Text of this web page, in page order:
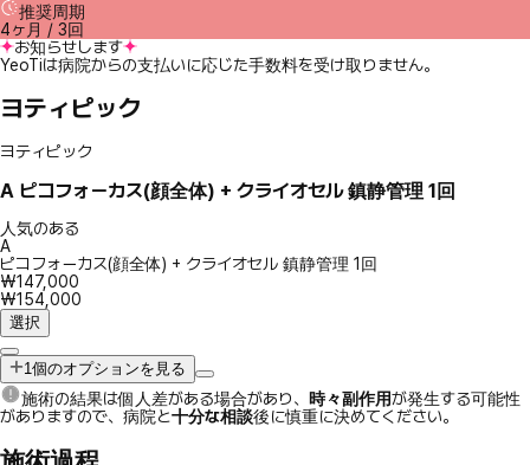
推奨周期
4ヶ月 / 3回
お知らせします
YeoTiは病院からの支払いに応じた手数料を受け取りません。
ヨティピック
ヨティピック
A ピコフォーカス(顔全体) + クライオセル 鎮静管理 1回
人気のある
A
ピコフォーカス(顔全体) + クライオセル 鎮静管理 1回
₩147,000
₩154,000
選択
1個のオプションを見る
施術の結果は個人差がある場合があり、 時々副作用が発生する可能性
がありますので、病院と十分な相談後に慎重に決めてください。